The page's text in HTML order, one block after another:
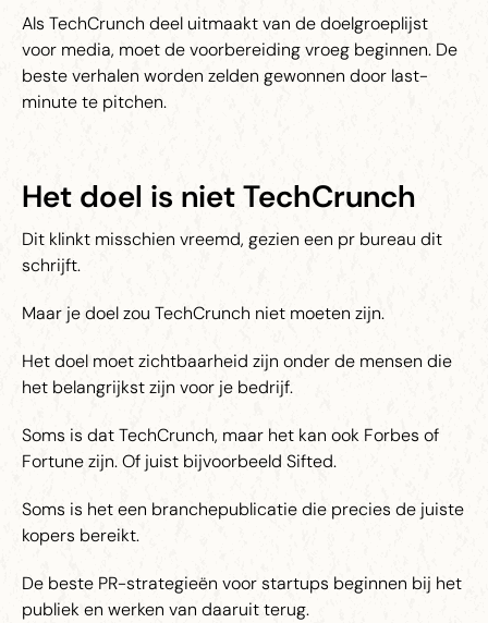
Als TechCrunch deel uitmaakt van de doelgroeplijst
voor media, moet de voorbereiding vroeg beginnen. De
beste verhalen worden zelden gewonnen door last-
minute te pitchen.
Het doel is niet TechCrunch
Dit klinkt misschien vreemd, gezien een pr bureau dit
schrijft.
Maar je doel zou TechCrunch niet moeten zijn.
Het doel moet zichtbaarheid zijn onder de mensen die
het belangrijkst zijn voor je bedrijf.
Soms is dat TechCrunch, maar het kan ook Forbes of
Fortune zijn. Of juist bijvoorbeeld Sifted.
Soms is het een branchepublicatie die precies de juiste
kopers bereikt.
De beste PR-strategieën voor startups beginnen bij het
publiek en werken van daaruit terug.